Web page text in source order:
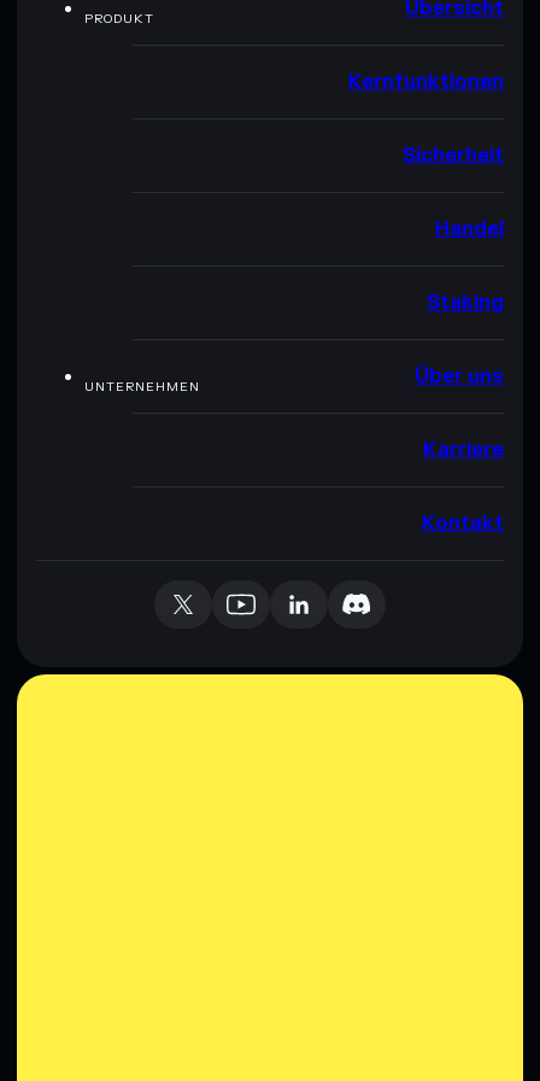
PRODUKT Übersicht
Kernfunktionen
Sicherheit
Handel
Staking
UNTERNEHMEN Über uns
Karriere
Kontakt